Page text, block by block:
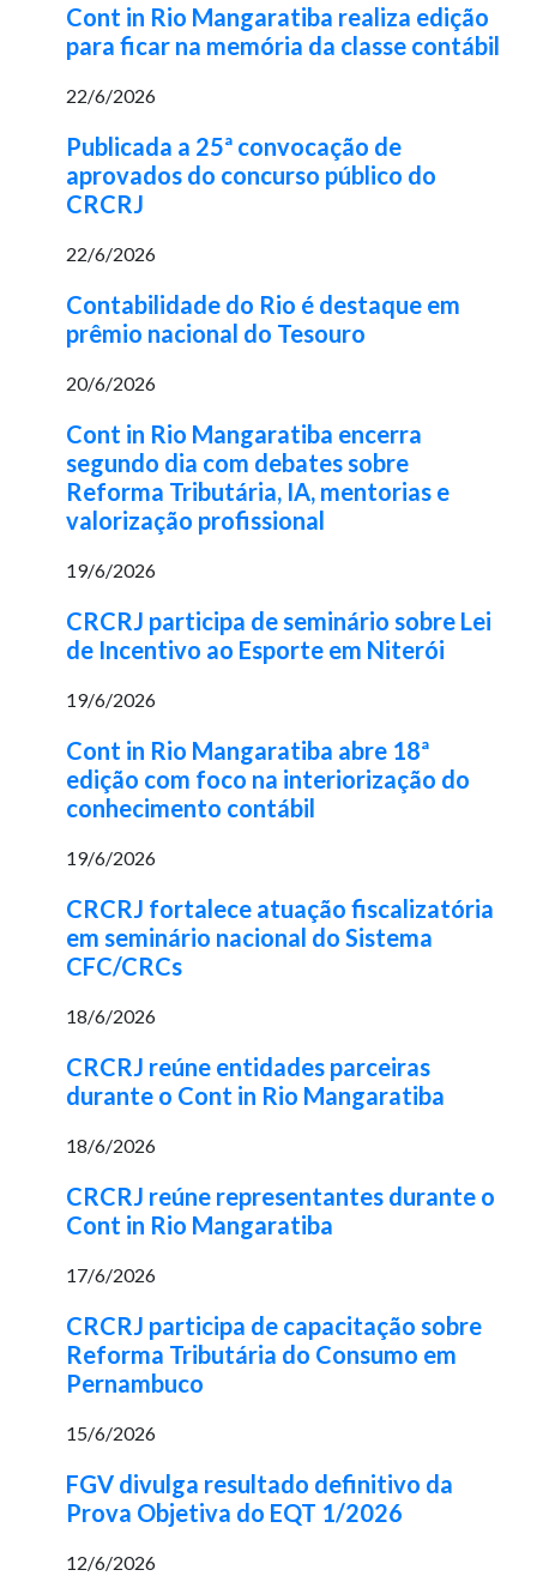
Cont in Rio Mangaratiba realiza edição
para ficar na memória da classe contábil
22/6/2026
Publicada a 25ª convocação de
aprovados do concurso público do
CRCRJ
22/6/2026
Contabilidade do Rio é destaque em
prêmio nacional do Tesouro
20/6/2026
Cont in Rio Mangaratiba encerra
segundo dia com debates sobre
Reforma Tributária, IA, mentorias e
valorização profissional
19/6/2026
CRCRJ participa de seminário sobre Lei
de Incentivo ao Esporte em Niterói
19/6/2026
Cont in Rio Mangaratiba abre 18ª
edição com foco na interiorização do
conhecimento contábil
19/6/2026
CRCRJ fortalece atuação fiscalizatória
em seminário nacional do Sistema
CFC/CRCs
18/6/2026
CRCRJ reúne entidades parceiras
durante o Cont in Rio Mangaratiba
18/6/2026
CRCRJ reúne representantes durante o
Cont in Rio Mangaratiba
17/6/2026
CRCRJ participa de capacitação sobre
Reforma Tributária do Consumo em
Pernambuco
15/6/2026
FGV divulga resultado definitivo da
Prova Objetiva do EQT 1/2026
12/6/2026